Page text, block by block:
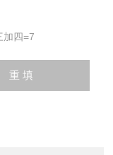
加四=7